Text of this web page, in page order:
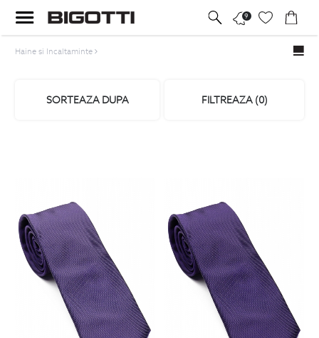
9
SORTEAZA DUPA FILTREAZA (0)
Haine si Incaltaminte